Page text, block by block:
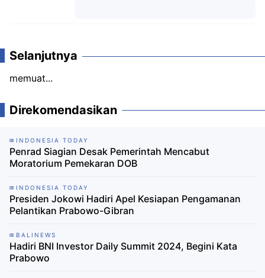
Selanjutnya
memuat...
Direkomendasikan
INDONESIA TODAY
Penrad Siagian Desak Pemerintah Mencabut
Moratorium Pemekaran DOB
INDONESIA TODAY
Presiden Jokowi Hadiri Apel Kesiapan Pengamanan
Pelantikan Prabowo-Gibran
BALINEWS
Hadiri BNI Investor Daily Summit 2024, Begini Kata
Prabowo